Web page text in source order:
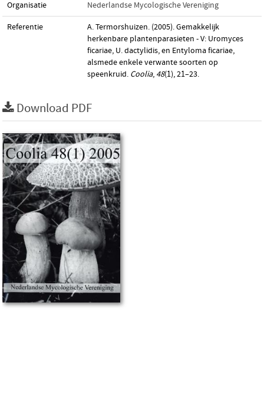
Organisatie Nederlandse Mycologische Vereniging
Referentie
A. Termorshuizen. (2005). Gemakkelijk
herkenbare plantenparasieten - V: Uromyces
ficariae, U. dactylidis, en Entyloma ficariae,
alsmede enkele verwante soorten op
speenkruid. Coolia, 48(1), 21–23.
Download PDF